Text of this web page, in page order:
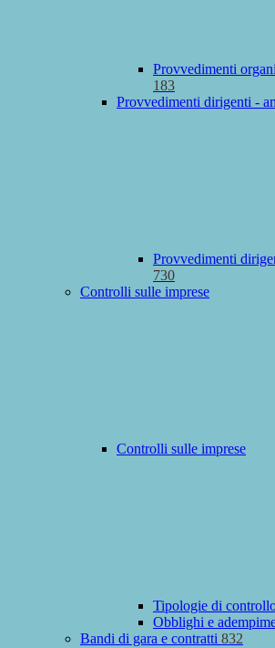
Provvedimenti
183
Provvedimenti dirigenti -
Provvedimenti
730
Controlli sulle imprese
Controlli sulle imprese
Tipologie di
Obblighi e
Bandi di gara e contratti 832